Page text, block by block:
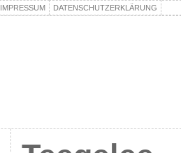
IMPRESSUM DATENSCHUTZERKLÄRUNG